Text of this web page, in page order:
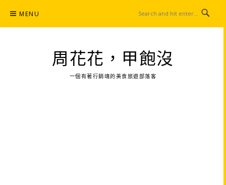
content
MENU
周花花，甲飽沒
一個有著行銷魂的美食旅遊部落客